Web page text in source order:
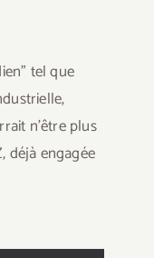
tel que
n’être plus
déjà engagée